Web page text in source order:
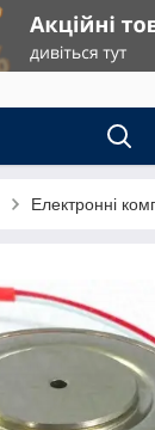
Електронні